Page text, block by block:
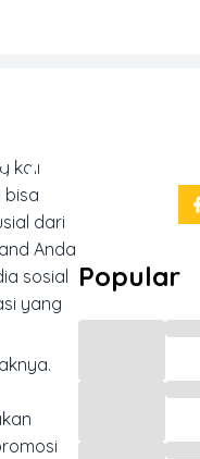
kali
bisa
dari
Anda
sosial
yang
Popular